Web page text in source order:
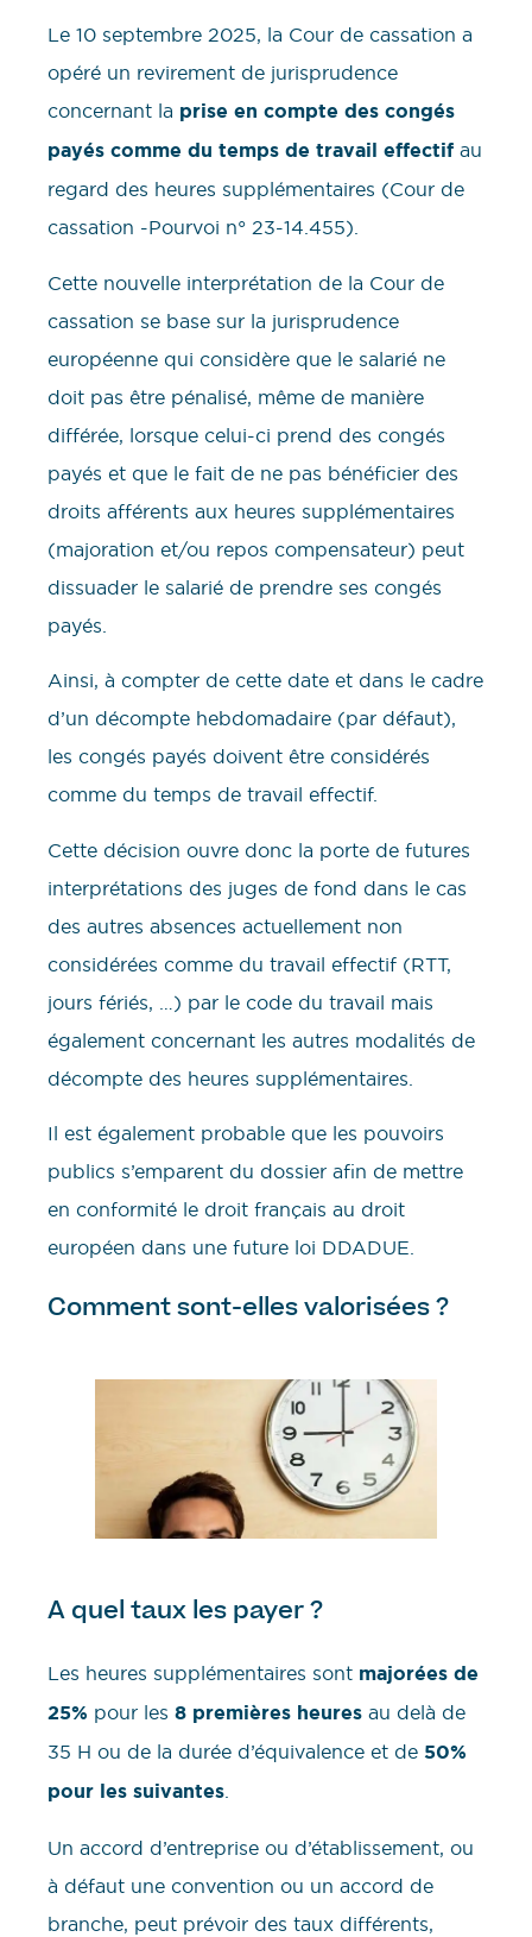
Le 10 septembre 2025, la Cour de cassation a
opéré un revirement de jurisprudence
concernant la prise en compte des congés
payés comme du temps de travail effectif au
regard des heures supplémentaires (Cour de
cassation -Pourvoi n° 23-14.455).
Cette nouvelle interprétation de la Cour de
cassation se base sur la jurisprudence
européenne qui considère que le salarié ne
doit pas être pénalisé, même de manière
différée, lorsque celui-ci prend des congés
payés et que le fait de ne pas bénéficier des
droits afférents aux heures supplémentaires
(majoration et/ou repos compensateur) peut
dissuader le salarié de prendre ses congés
payés.
Ainsi, à compter de cette date et dans le cadre
d’un décompte hebdomadaire (par défaut),
les congés payés doivent être considérés
comme du temps de travail effectif.
Cette décision ouvre donc la porte de futures
interprétations des juges de fond dans le cas
des autres absences actuellement non
considérées comme du travail effectif (RTT,
jours fériés, …) par le code du travail mais
également concernant les autres modalités de
décompte des heures supplémentaires.
Il est également probable que les pouvoirs
publics s’emparent du dossier afin de mettre
en conformité le droit français au droit
européen dans une future loi DDADUE.
Comment sont-elles valorisées ?
A quel taux les payer ?
Les heures supplémentaires sont majorées de
25% pour les 8 premières heures au delà de
35 H ou de la durée d’équivalence et de 50%
pour les suivantes.
Un accord d’entreprise ou d’établissement, ou
à défaut une convention ou un accord de
branche, peut prévoir des taux différents,